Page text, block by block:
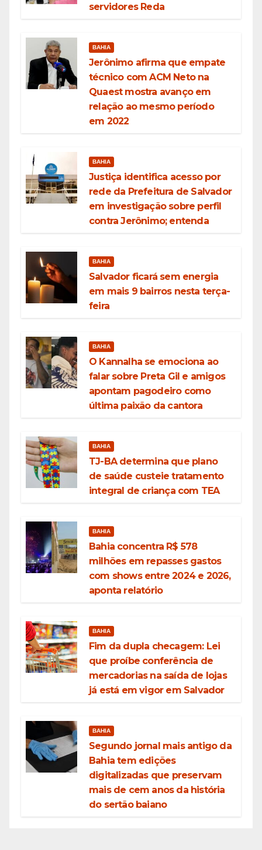
servidores Reda
BAHIA
Jerônimo afirma que empate
técnico com ACM Neto na
Quaest mostra avanço em
relação ao mesmo período
em 2022
BAHIA
Justiça identifica acesso por
rede da Prefeitura de Salvador
em investigação sobre perfil
contra Jerônimo; entenda
BAHIA
Salvador ficará sem energia
em mais 9 bairros nesta terça-
feira
BAHIA
O Kannalha se emociona ao
falar sobre Preta Gil e amigos
apontam pagodeiro como
última paixão da cantora
BAHIA
TJ-BA determina que plano
de saúde custeie tratamento
integral de criança com TEA
BAHIA
Bahia concentra R$ 578
milhões em repasses gastos
com shows entre 2024 e 2026,
aponta relatório
BAHIA
Fim da dupla checagem: Lei
que proíbe conferência de
mercadorias na saída de lojas
já está em vigor em Salvador
BAHIA
Segundo jornal mais antigo da
Bahia tem edições
digitalizadas que preservam
mais de cem anos da história
do sertão baiano